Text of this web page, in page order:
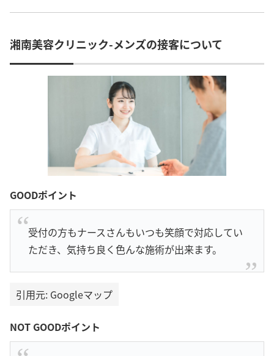
湘南美容クリニック-メンズの接客について
GOODポイント
受付の方もナースさんもいつも笑顔で対応してい
ただき、気持ち良く色んな施術が出来ます。
引用元: Googleマップ
NOT GOODポイント